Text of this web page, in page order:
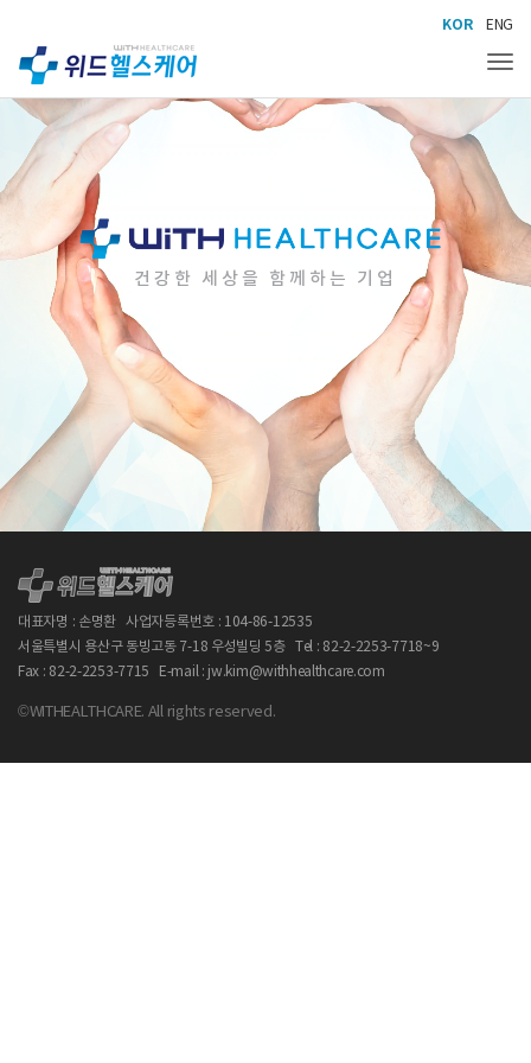
KOR ENG
건강한 세상을 함께하는 기업
대표자명 : 손명환
사업자등록번호 : 104-86-12535
서울특별시 용산구 동빙고동 7-18 우성빌딩 5층
Tel : 82-2-2253-7718~9
Fax : 82-2-2253-7715
E-mail : jw.kim@withhealthcare.com
©WITHEALTHCARE. All rights reserved.